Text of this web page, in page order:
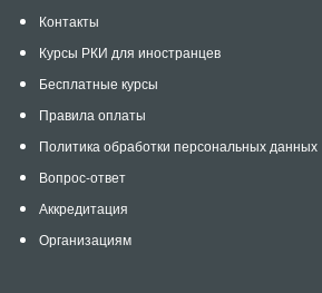
Контакты
Курсы РКИ для иностранцев
Бесплатные курсы
Правила оплаты
Политика обработки персональных данных
Вопрос-ответ
Аккредитация
Организациям